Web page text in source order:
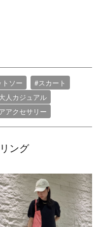
ソー
#スカート
人カジュアル
アクセサリー
ング